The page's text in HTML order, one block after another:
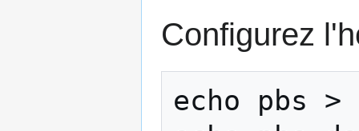
Configurez
echo pbs >